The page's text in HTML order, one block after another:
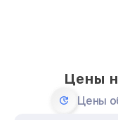
Цены
Цены